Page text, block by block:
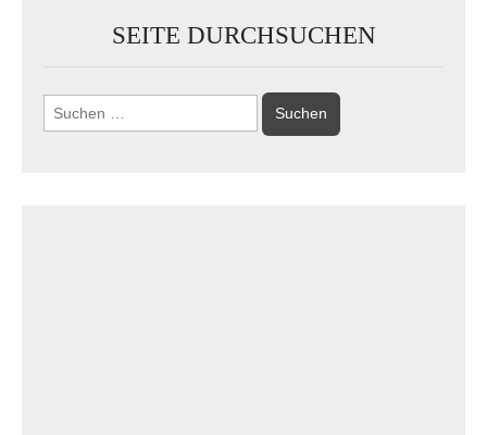
SEITE DURCHSUCHEN
Suchen
nach: